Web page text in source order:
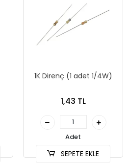
1K Direnç (1 adet 1/4W)
1,43 TL
Adet
SEPETE EKLE